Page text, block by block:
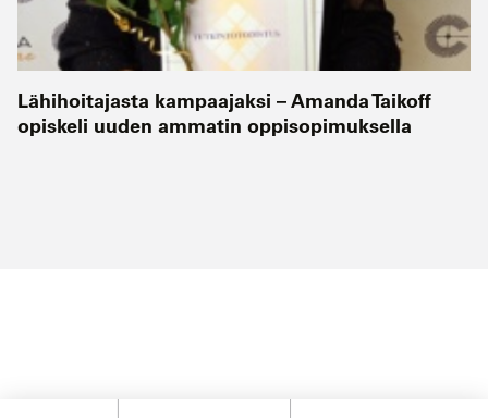
Lähihoitajasta kampaajaksi – Amanda Taikoff
opiskeli uuden ammatin oppisopimuksella